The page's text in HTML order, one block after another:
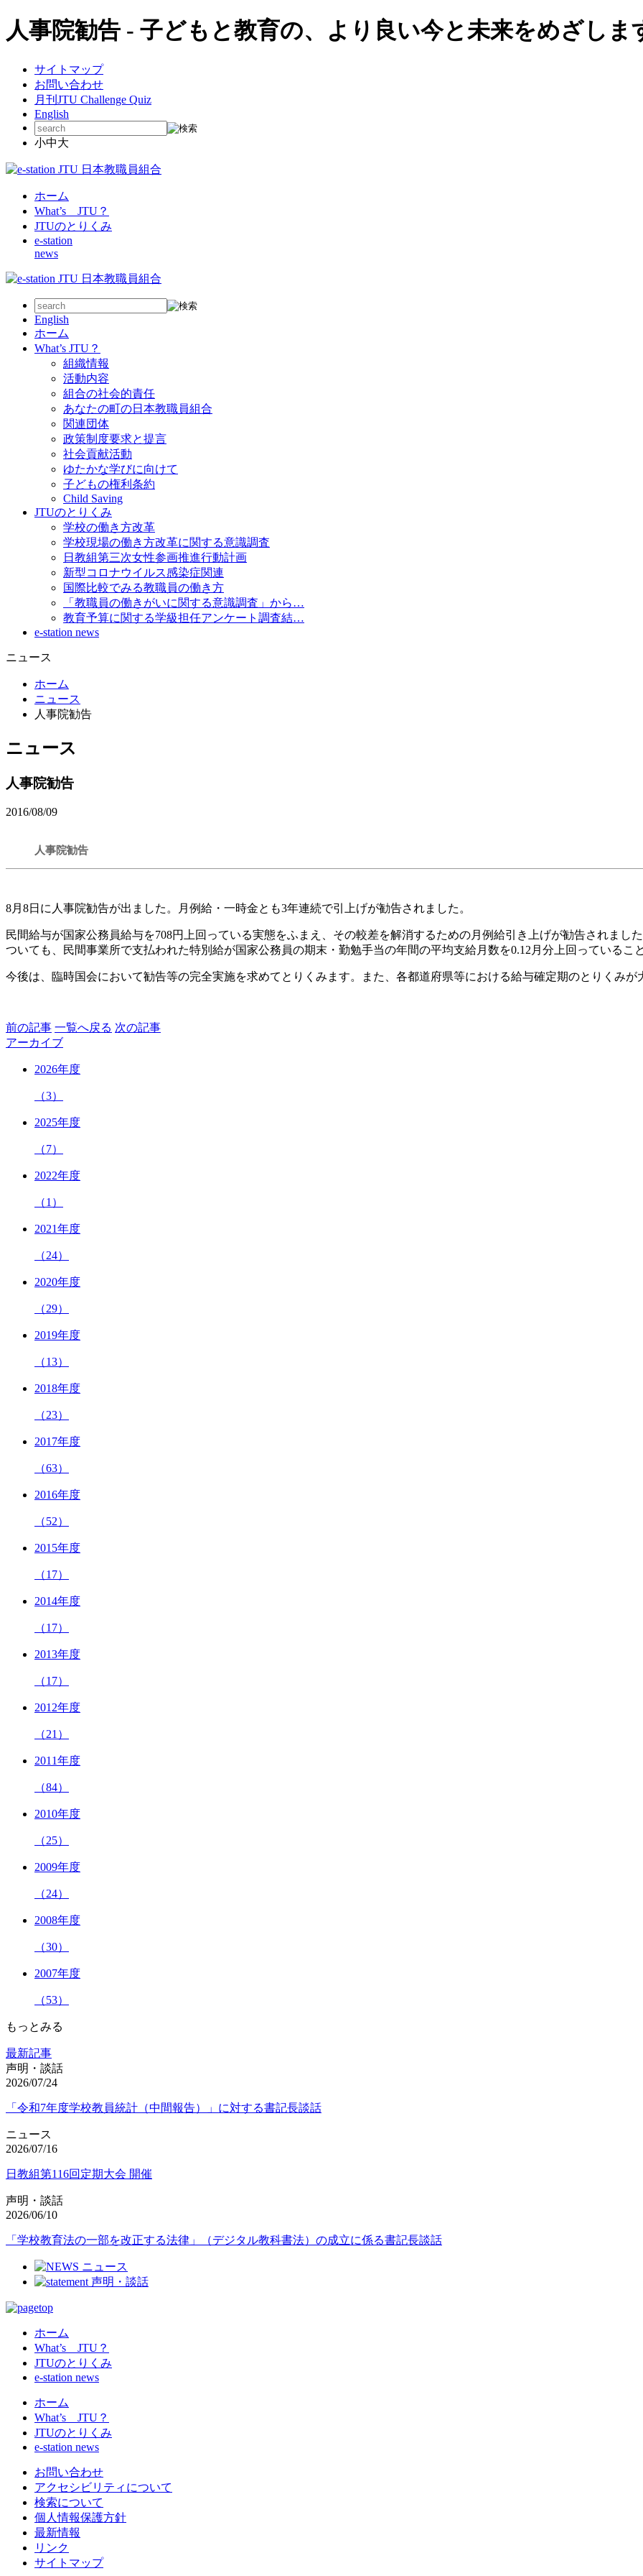
人事院勧告 - 子どもと教育の、より良い今と未来をめざ
サイトマップ
お問い合わせ
月刊JTU Challenge Quiz
English
小中大
ホーム
What’s JTU？
JTUのとりくみ
e-station
news
English
ホーム
What’s JTU？
組織情報
活動内容
組合の社会的責任
あなたの町の日本教職員組合
関連団体
政策制度要求と提言
社会貢献活動
ゆたかな学びに向けて
子どもの権利条約
Child Saving
JTUのとりくみ
学校の働き方改革
学校現場の働き方改革に関する意識調査
日教組第三次女性参画推進行動計画
新型コロナウイルス感染症関連
国際比較でみる教職員の働き方
「教職員の働きがいに関する意識調査」から…
教育予算に関する学級担任アンケート調査結…
e-station news
ニュース
ホーム
ニュース
人事院勧告
ニュース
人事院勧告
2016/08/09
人事院勧告
8月8日に人事院勧告が出ました。月例給・一時金とも3年連続で引上げが勧告されました。
民間給与が国家公務員給与を708円上回っている実態をふまえ、その較差を解消するための月例給引き上げが勧告されまし
ついても、民間事業所で支払われた特別給が国家公務員の期末・勤勉手当の年間の平均支給月数を0.12月分上回っているこ
今後は、臨時国会において勧告等の完全実施を求めてとりくみます。また、各都道府県等における給与確定期のとりくみが
前の記事 一覧へ戻る 次の記事
アーカイブ
2026年度
（3）
2025年度
（7）
2022年度
（1）
2021年度
（24）
2020年度
（29）
2019年度
（13）
2018年度
（23）
2017年度
（63）
2016年度
（52）
2015年度
（17）
2014年度
（17）
2013年度
（17）
2012年度
（21）
2011年度
（84）
2010年度
（25）
2009年度
（24）
2008年度
（30）
2007年度
（53）
もっとみる
最新記事
声明・談話
2026/07/24
「令和7年度学校教員統計（中間報告）」に対する書記長談話
ニュース
2026/07/16
日教組第116回定期大会 開催
声明・談話
2026/06/10
「学校教育法の一部を改正する法律」（デジタル教科書法）の成立に係る書記長談話
ホーム
What’s JTU？
JTUのとりくみ
e-station news
ホーム
What’s JTU？
JTUのとりくみ
e-station news
お問い合わせ
アクセシビリティについて
検索について
個人情報保護方針
最新情報
リンク
サイトマップ